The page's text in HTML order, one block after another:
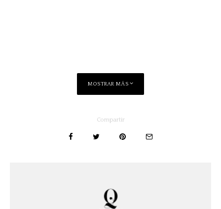
MOSTRAR MÁS
Compartir